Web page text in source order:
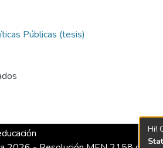
Públicas (tesis)
Hi!